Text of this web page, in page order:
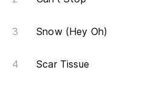
Snow (Hey Oh)
Scar Tissue